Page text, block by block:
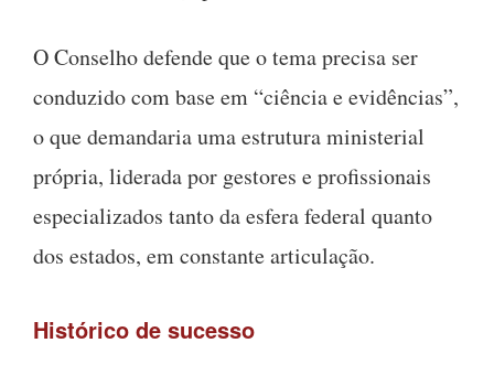
O Conselho defende que o tema precisa ser
conduzido com base em “ciência e evidências”,
o que demandaria uma estrutura ministerial
própria, liderada por gestores e profissionais
especializados tanto da esfera federal quanto
dos estados, em constante articulação.
Histórico de sucesso